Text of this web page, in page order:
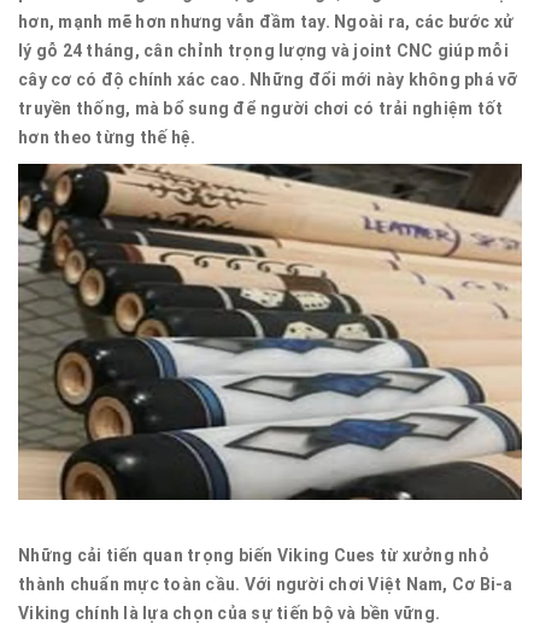
hơn, mạnh mẽ hơn nhưng vẫn đầm tay. Ngoài ra, các bước xử
lý gỗ 24 tháng, cân chỉnh trọng lượng và joint CNC giúp mỗi
cây cơ có độ chính xác cao. Những đổi mới này không phá vỡ
truyền thống, mà bổ sung để người chơi có trải nghiệm tốt
hơn theo từng thế hệ.
Những cải tiến quan trọng biến Viking Cues từ xưởng nhỏ
thành chuẩn mực toàn cầu. Với người chơi Việt Nam, Cơ Bi-a
Viking chính là lựa chọn của sự tiến bộ và bền vững.